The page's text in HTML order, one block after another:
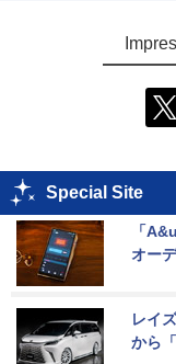
Special Site
「
オー
レイ
から